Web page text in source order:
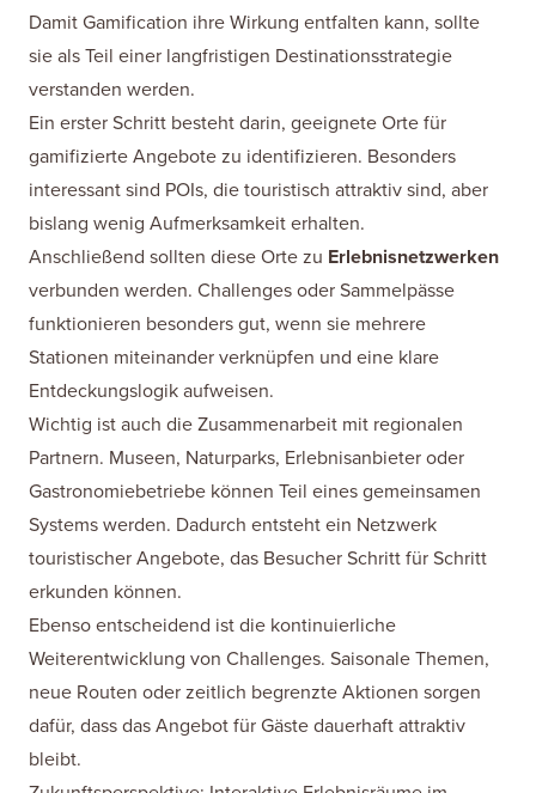
Damit Gamification ihre Wirkung entfalten kann, sollte
sie als Teil einer langfristigen Destinationsstrategie
verstanden werden.
Ein erster Schritt besteht darin, geeignete Orte für
gamifizierte Angebote zu identifizieren. Besonders
interessant sind POIs, die touristisch attraktiv sind, aber
bislang wenig Aufmerksamkeit erhalten.
Anschließend sollten diese Orte zu Erlebnisnetzwerken
verbunden werden. Challenges oder Sammelpässe
funktionieren besonders gut, wenn sie mehrere
Stationen miteinander verknüpfen und eine klare
Entdeckungslogik aufweisen.
Wichtig ist auch die Zusammenarbeit mit regionalen
Partnern. Museen, Naturparks, Erlebnisanbieter oder
Gastronomiebetriebe können Teil eines gemeinsamen
Systems werden. Dadurch entsteht ein Netzwerk
touristischer Angebote, das Besucher Schritt für Schritt
erkunden können.
Ebenso entscheidend ist die kontinuierliche
Weiterentwicklung von Challenges. Saisonale Themen,
neue Routen oder zeitlich begrenzte Aktionen sorgen
dafür, dass das Angebot für Gäste dauerhaft attraktiv
bleibt.